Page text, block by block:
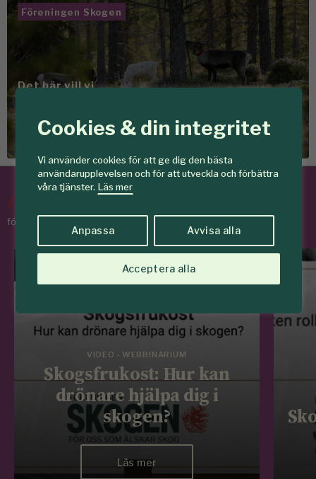
Cookies & din integritet
Vi använder cookies för att ge dig den bästa
användarupplevelsen och för att utveckla och förbättra
våra tjänster. Läs mer
Anpassa Avvisa alla
Acceptera alla
Föreningen Skogen
Det här vill vi
Tillsammans skapar vi
skogar som ger mer
/Tips & Råd
för skogens medlemmar
VIDEO - WEBBINARIUM
Skogsfrukost: Hur kan
drönare hjälpa dig i
skogen?
Läs mer